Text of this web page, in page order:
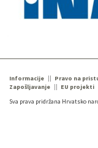
Informacije Pravo na
Zapošljavanje
EU projekti
Sva prava pridržana Hrvatsko